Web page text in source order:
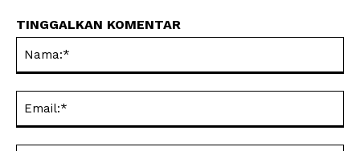
TINGGALKAN KOMENTAR